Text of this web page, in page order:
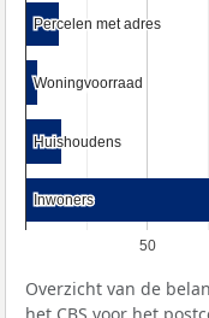
50
Percelen met adres
Percelen met adres
Woningvoorraad
Woningvoorraad
Huishoudens
Huishoudens
Inwoners
Inwoners
Overzicht van de